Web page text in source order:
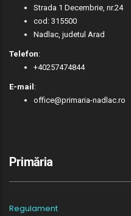
Strada 1 Decembrie, nr.24
cod: 315500
Nadlac, judetul Arad
Telefon:
+40257474844
E-mail :
office@primaria-nadlac.ro
Primăria
Regulament